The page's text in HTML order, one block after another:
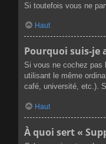
Si toutefois vous ne
Haut
Pourquoi suis-je
Si vous ne cochez pas
utilisant le même
café, université, etc.).
Haut
À quoi sert «